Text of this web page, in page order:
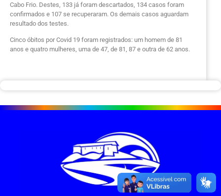
Cabo Frio. Destes, 133 já foram descartados, 134 casos foram
confirmados e 107 se recuperaram. Os demais casos aguardam
resultado dos testes.
Cinco óbitos por Covid 19 foram registrados: um homem de 81
anos e quatro mulheres, uma de 47, de 81, 87 e outra de 62 anos.